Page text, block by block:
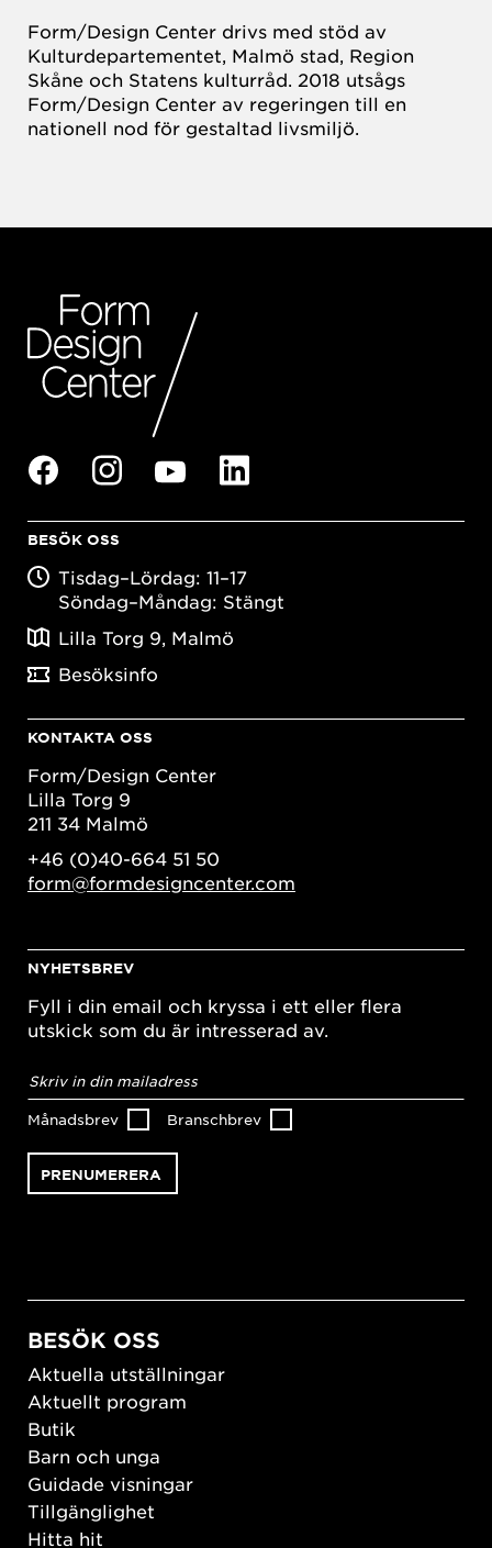
Form/Design Center drivs med stöd av
Kulturdepartementet, Malmö stad, Region
Skåne och Statens kulturråd. 2018 utsågs
Form/Design Center av regeringen till en
nationell nod för gestaltad livsmiljö.
BESÖK OSS
Tisdag–Lördag: 11–17
Söndag–Måndag: Stängt
Lilla Torg 9, Malmö
Besöksinfo
KONTAKTA OSS
Form/Design Center
Lilla Torg 9
211 34 Malmö
+46 (0)40-664 51 50
form@formdesigncenter.com
NYHETSBREV
Fyll i din email och kryssa i ett eller flera
utskick som du är intresserad av.
postadress*
Månadsbrev Branschbrev
BESÖK OSS
Aktuella utställningar
Aktuellt program
Butik
Barn och unga
Guidade visningar
Tillgänglighet
Hitta hit